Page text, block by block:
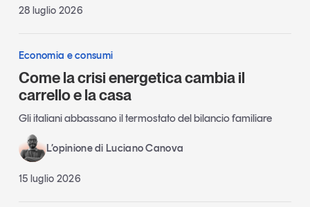
28 luglio 2026
Economia e consumi
Come la crisi energetica cambia il
carrello e la casa
Gli italiani abbassano il termostato del bilancio familiare
L’opinione di Luciano Canova
15 luglio 2026